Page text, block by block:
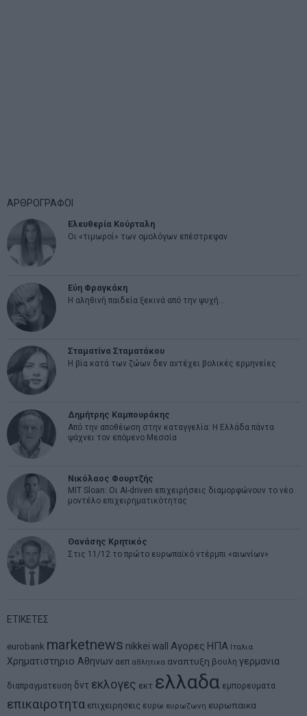
ΑΡΘΡΟΓΡΑΦΟΙ
Ελευθερία Κούρταλη
Οι «τιμωροί» των ομολόγων επέστρεψαν
Εύη Φραγκάκη
Η αληθινή παιδεία ξεκινά από την ψυχή…
Σταματίνα Σταματάκου
Η βία κατά των ζώων δεν αντέχει βολικές ερμηνείες
Δημήτρης Καμπουράκης
Από την αποθέωση στην καταγγελία: Η Ελλάδα πάντα
ψάχνει τον επόμενο Μεσσία
Νικόλαος Φουρτζής
MIT Sloan: Οι AI-driven επιχειρήσεις διαμορφώνουν το νέο
μοντέλο επιχειρηματικότητας
Θανάσης Κρητικός
Στις 11/12 το πρώτο ευρωπαϊκό ντέρμπι «αιωνίων»
ΕΤΙΚΕΤΕΣ
eurobank marketnews nikkei wall Αγορες ΗΠΑ Ιταλια
Χρηματιστηριο Αθηνων αεπ αθλητικα αναπτυξη βουλη γερμανια
διαπραγματευση δντ εκλογες εκτ ελλαδα εμπορευματα
επικαιροτητα επιχειρησεις ευρω ευρωζωνη ευρωπαικα